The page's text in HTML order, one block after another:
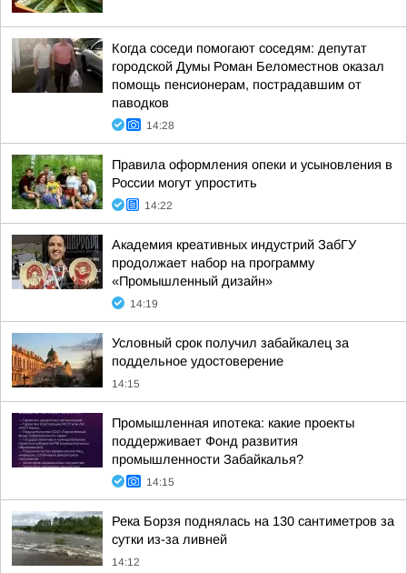
Когда соседи помогают соседям: депутат
городской Думы Роман Беломестнов оказал
помощь пенсионерам, пострадавшим от
паводков
14:28
Правила оформления опеки и усыновления в
России могут упростить
14:22
Академия креативных индустрий ЗабГУ
продолжает набор на программу
«Промышленный дизайн»
14:19
Условный срок получил забайкалец за
поддельное удостоверение
14:15
Промышленная ипотека: какие проекты
поддерживает Фонд развития
промышленности Забайкалья?
14:15
Река Борзя поднялась на 130 сантиметров за
сутки из-за ливней
14:12